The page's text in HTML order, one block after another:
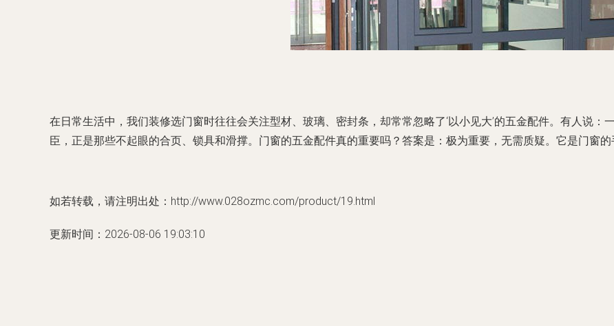
在日常生活中，我们装修选门窗时往往会关注型材、玻璃、密封条，却常常忽略了‘以小见大’的五金配件。有人说
臣，正是那些不起眼的合页、锁具和滑撑。门窗的五金配件真的重要吗？答案是：极为重要，无需质疑。它是门窗的
如若转载，请注明出处：http://www.028ozmc.com/product/19.html
更新时间：2026-08-06 19:03:10